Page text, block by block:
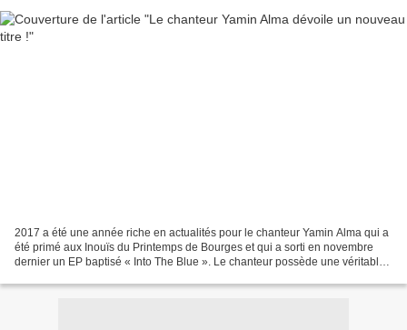
2017 a été une année riche en actualités pour le chanteur Yamin Alma qui a
été primé aux Inouïs du Printemps de Bourges et qui a sorti en novembre
dernier un EP baptisé « Into The Blue ». Le chanteur possède une véritable